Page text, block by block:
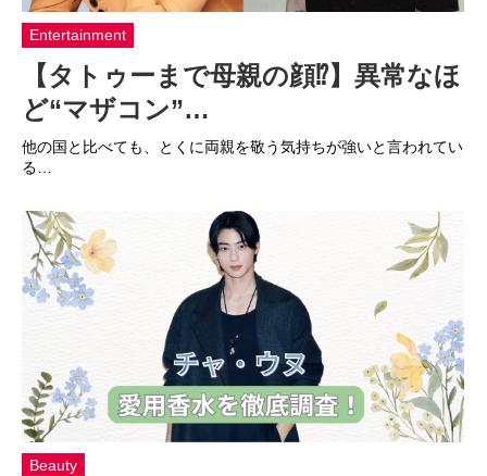
Entertainment
【タトゥーまで母親の顔⁉】異常なほ
ど“マザコン”…
他の国と比べても、とくに両親を敬う気持ちが強いと言われてい
る…
Beauty